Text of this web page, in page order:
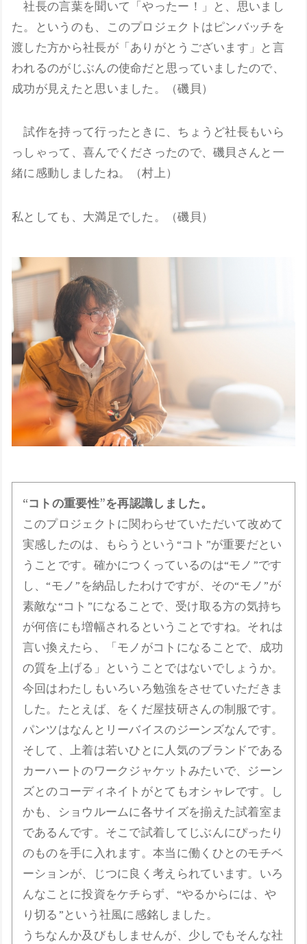
社長の言葉を聞いて「やったー！」と、思いまし
た。というのも、このプロジェクトはピンバッチを
渡した方から社長が「ありがとうございます」と言
われるのがじぶんの使命だと思っていましたので、
成功が見えたと思いました。（磯貝）
試作を持って行ったときに、ちょうど社長もいら
っしゃって、喜んでくださったので、磯貝さんと一
緒に感動しましたね。（村上）
私としても、大満足でした。（磯貝）
“コトの重要性”を再認識しました。
このプロジェクトに関わらせていただいて改めて
実感したのは、もらうという“コト”が重要だとい
うことです。確かにつくっているのは“モノ”です
し、“モノ”を納品したわけですが、その“モノ”が
素敵な“コト”になることで、受け取る方の気持ち
が何倍にも増幅されるということですね。それは
言い換えたら、「モノがコトになることで、成功
の質を上げる」ということではないでしょうか。
今回はわたしもいろいろ勉強をさせていただきま
した。たとえば、をくだ屋技研さんの制服です。
パンツはなんとリーバイスのジーンズなんです。
そして、上着は若いひとに人気のブランドである
カーハートのワークジャケットみたいで、ジーン
ズとのコーディネイトがとてもオシャレです。し
かも、ショウルームに各サイズを揃えた試着室ま
であるんです。そこで試着してじぶんにぴったり
のものを手に入れます。本当に働くひとのモチベ
ーションが、じつに良く考えられています。いろ
んなことに投資をケチらず、“やるからには、や
り切る”という社風に感銘しました。
うちなんか及びもしませんが、少しでもそんな社